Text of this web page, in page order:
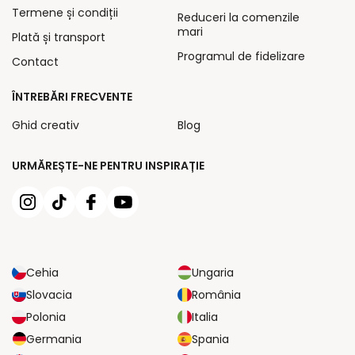
URMĂREȘTE-NE PENTRU INSPIRAȚIE
Cehia
Ungaria
Slovacia
România
Polonia
Italia
Germania
Spania
Termene și condiții
Plată și transport
Contact
Reduceri la comenzile
mari
Programul de fidelizare
ÎNTREBĂRI FRECVENTE
Ghid creativ
Blog